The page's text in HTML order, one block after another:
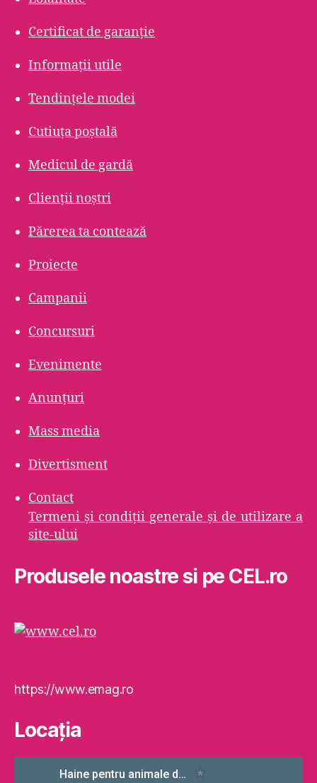
Certificat de garanție
Informații utile
Tendințele modei
Cutiuța poștală
Medicul de gardă
Clienții noștri
Părerea ta contează
Proiecte
Campanii
Concursuri
Evenimente
Anunțuri
Mass media
Divertisment
Contact
Termeni şi condiţii generale şi de utilizare a
site-ului
Produsele noastre si pe CEL.ro
https://www.emag.ro
Locaţia